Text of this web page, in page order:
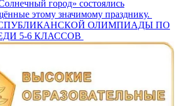
город» состоялись
этому значимому празднику.
ОЛИМПИАДЫ ПО
5-6 КЛАССОВ